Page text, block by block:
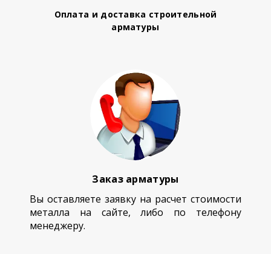
Оплата и доставка строительной
арматуры
Заказ арматуры
Вы оставляете заявку на расчет стоимости
металла на сайте, либо по телефону
менеджеру.